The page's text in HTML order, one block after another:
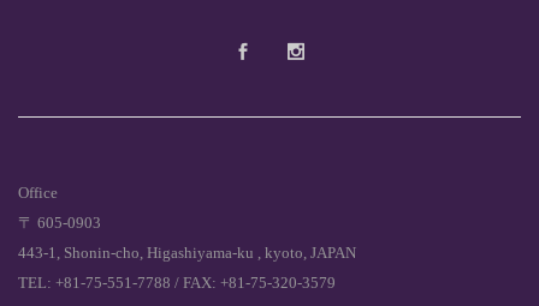
Office
〒 605-0903
443-1, Shonin-cho, Higashiyama-ku , kyoto, JAPAN
TEL: +81-75-551-7788 / FAX: +81-75-320-3579